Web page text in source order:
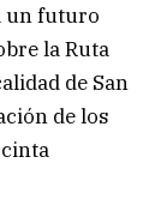
un futuro
la Ruta
de San
de los